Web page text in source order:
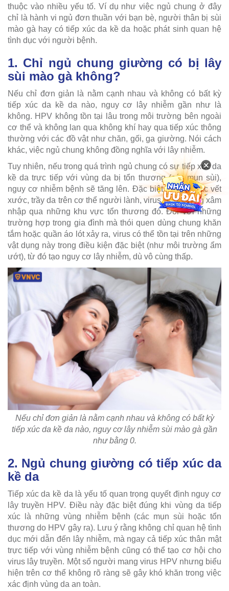
thuộc vào nhiều yếu tố. Ví dụ như việc ngủ chung ở đây
chỉ là hành vi ngủ đơn thuần với bạn bè, người thân bị sùi
mào gà hay có tiếp xúc da kề da hoặc phát sinh quan hệ
tình dục với người bệnh.
1. Chỉ ngủ chung giường có bị lây
sùi mào gà không?
Nếu chỉ đơn giản là nằm cạnh nhau và không có bất kỳ
tiếp xúc da kề da nào, nguy cơ lây nhiễm gần như là
không. HPV không tồn tại lâu trong môi trường bên ngoài
cơ thể và không lan qua không khí hay qua tiếp xúc thông
thường với các đồ vật như chăn, gối, ga giường. Nói cách
khác, việc ngủ chung không đồng nghĩa với lây nhiễm.
Tuy nhiên, nếu trong quá trình ngủ chung có sự tiếp xúc da
kề da trực tiếp với vùng da bị tổn thương (các mụn sùi),
nguy cơ nhiễm bệnh sẽ tăng lên. Đặc biệt, nếu có các vết
xước, trầy da trên cơ thể người lành, virus sẽ dễ dàng xâm
nhập qua những khu vực tổn thương đó. Đối với những
trường hợp trong gia đình mà thói quen dùng chung khăn
tắm hoặc quần áo lót xảy ra, virus có thể tồn tại trên những
vật dụng này trong điều kiện đặc biệt (như môi trường ẩm
ướt), từ đó tạo nguy cơ lây nhiễm, dù vô cùng thấp.
Nếu chỉ đơn giản là nằm cạnh nhau và không có bất kỳ
tiếp xúc da kề da nào, nguy cơ lây nhiễm sùi mào gà gần
như bằng 0.
2. Ngủ chung giường có tiếp xúc da
kề da
Tiếp xúc da kề da là yếu tố quan trọng quyết định nguy cơ
lây truyền HPV. Điều này đặc biệt đúng khi vùng da tiếp
xúc là những vùng nhiễm bệnh (các mụn sùi hoặc tổn
thương do HPV gây ra). Lưu ý rằng không chỉ quan hệ tình
dục mới dẫn đến lây nhiễm, mà ngay cả tiếp xúc thân mật
trực tiếp với vùng nhiễm bệnh cũng có thể tạo cơ hội cho
virus lây truyền. Một số người mang virus HPV nhưng biểu
hiện trên cơ thể không rõ ràng sẽ gây khó khăn trong việc
xác định vùng da an toàn.
×